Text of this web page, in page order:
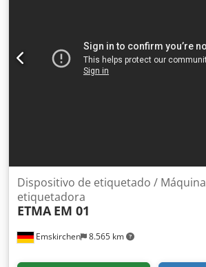
inmediatamente - Se puede probar
Emskirchen 8.565 km
Dispositivo de etiquetado / Máquina
etiquetadora
ETMA EM 01